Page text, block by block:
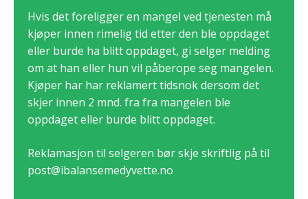
Hvis det foreligger en mangel ved tjenesten må
kjøper innen rimelig tid etter den ble oppdaget
eller burde ha blitt oppdaget, gi selger melding
om at han eller hun vil påberope seg mangelen.
Kjøper har har reklamert tidsnok dersom det
skjer innen 2 mnd. fra fra mangelen ble
oppdaget eller burde blitt oppdaget.
Reklamasjon til selgeren bør skje skriftlig på til
post@ibalansemedyvette.no